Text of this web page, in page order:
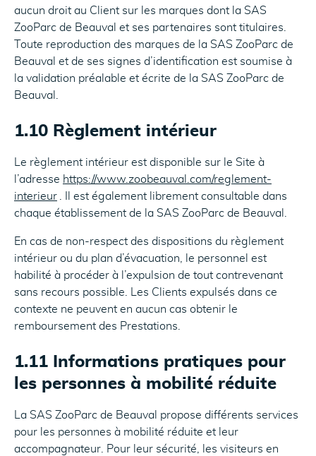
aucun droit au Client sur les marques dont la SAS
ZooParc de Beauval et ses partenaires sont titulaires.
Toute reproduction des marques de la SAS ZooParc de
Beauval et de ses signes d’identification est soumise à
la validation préalable et écrite de la SAS ZooParc de
Beauval.
1.10 Règlement intérieur
Le règlement intérieur est disponible sur le Site à
l’adresse https://www.zoobeauval.com/reglement-
interieur . Il est également librement consultable dans
chaque établissement de la SAS ZooParc de Beauval.
En cas de non-respect des dispositions du règlement
intérieur ou du plan d’évacuation, le personnel est
habilité à procéder à l’expulsion de tout contrevenant
sans recours possible. Les Clients expulsés dans ce
contexte ne peuvent en aucun cas obtenir le
remboursement des Prestations.
1.11 Informations pratiques pour
les personnes à mobilité réduite
La SAS ZooParc de Beauval propose différents services
pour les personnes à mobilité réduite et leur
accompagnateur. Pour leur sécurité, les visiteurs en